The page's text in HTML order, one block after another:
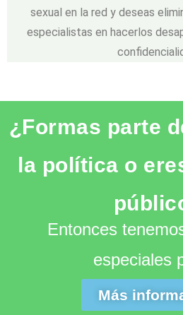
sexual en la red y deseas
especialistas en hacerlos
¿Formas parte
la política o
Entonces
especiales
Más